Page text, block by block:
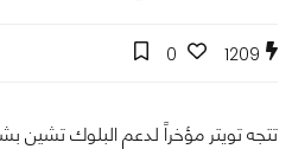
1209
0
تتجه تويتر مؤخراً لدعم البلوك